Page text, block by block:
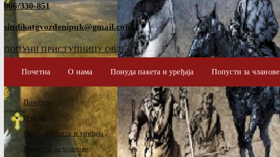
066/330-851
sindikatgvozdenipuk@gmail.com
ПОПУНИ ПРИСТУПНИЦУ ОВДЕ
Почетна О нама Понуда пакета и уређаја Попусти за чланове
Почетна
О нама
Понуда пакета и уређаја
Попусти за чланове